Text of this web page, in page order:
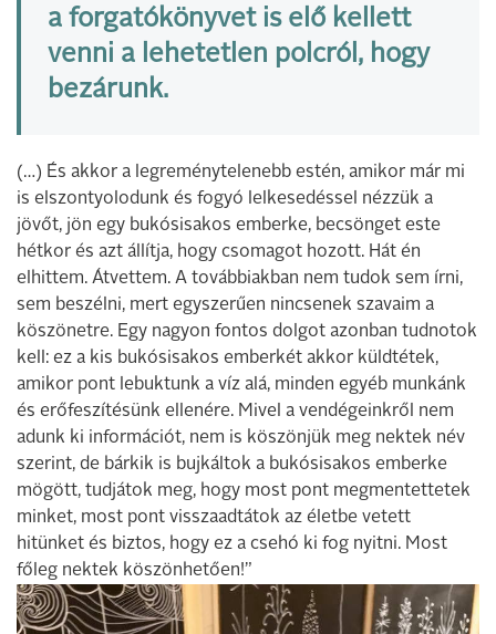
a forgatókönyvet is elő kellett
venni a lehetetlen polcról, hogy
bezárunk.
(…) És akkor a legreménytelenebb estén, amikor már mi
is elszontyolodunk és fogyó lelkesedéssel nézzük a
jövőt, jön egy bukósisakos emberke, becsönget este
hétkor és azt állítja, hogy csomagot hozott. Hát én
elhittem. Átvettem. A továbbiakban nem tudok sem írni,
sem beszélni, mert egyszerűen nincsenek szavaim a
köszönetre. Egy nagyon fontos dolgot azonban tudnotok
kell: ez a kis bukósisakos emberkét akkor küldtétek,
amikor pont lebuktunk a víz alá, minden egyéb munkánk
és erőfeszítésünk ellenére. Mivel a vendégeinkről nem
adunk ki információt, nem is köszönjük meg nektek név
szerint, de bárkik is bujkáltok a bukósisakos emberke
mögött, tudjátok meg, hogy most pont megmentettetek
minket, most pont visszaadtátok az életbe vetett
hitünket és biztos, hogy ez a csehó ki fog nyitni. Most
főleg nektek köszönhetően!”